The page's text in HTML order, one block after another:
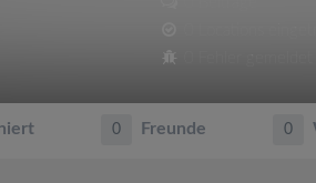
0 Freunde 0